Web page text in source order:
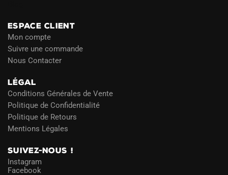
ESPACE CLIENT
Mon compte
Suivre une commande
Nous Contacter
LÉGAL
Conditions Générales de Vente
Politique de Confidentialité
Politique de Retours
Mentions Légales
SUIVEZ-NOUS !
Instagram
Facebook